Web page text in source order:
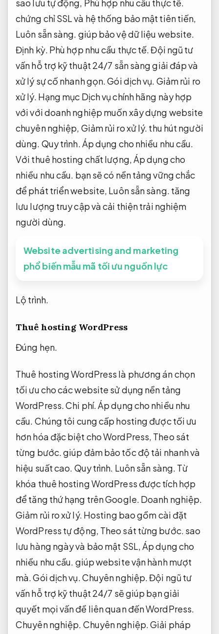
sao lưu tự động, Phù hợp nhu cầu thực tế.
chứng chỉ SSL và hệ thống bảo mật tiên tiến,
Luôn sẵn sàng. giúp bảo vệ dữ liệu website.
Định kỳ. Phù hợp nhu cầu thực tế.Đội ngũ tư
vấn hỗ trợ kỹ thuật 24/7 sẵn sàng giải đáp và
xử lý sự cố nhanh gọn.Gói dịch vụ. Giảm rủi ro
xử lý. Hạng mục Dịch vụ chính hãng này hợp
với với doanh nghiệp muốn xây dựng website
chuyên nghiệp, Giảm rủi ro xử lý. thu hút người
dùng. Quy trình.Áp dụng cho nhiều nhu cầu.
Với thuê hosting chất lượng,Áp dụng cho
nhiều nhu cầu. bạn sẽ có nền tảng vững chắc
để phát triển website, Luôn sẵn sàng. tăng
lưu lượng truy cập và cải thiện trải nghiệm
người dùng.
Website advertising and marketing
phổ biến mẫu mã tối ưu nguồn lực
Lộ trình.
Thuê hosting WordPress
Đúng hẹn.
Thuê hosting WordPress là phương án chọn
tối ưu cho các website sử dụng nền tảng
WordPress.Chi phí.Áp dụng cho nhiều nhu
cầu. Chúng tôi cung cấp hosting được tối ưu
hơn hóa đặc biệt cho WordPress, Theo sát
từng bước.giúp đảm bảo tốc độ tải nhanh và
hiệu suất cao. Quy trình. Luôn sẵn sàng. Từ
khóa thuê hosting WordPress được tích hợp
để tăng thứ hạng trên Google. Doanh nghiệp.
Giảm rủi ro xử lý. Hosting bao gồm cài đặt
WordPress tự động, Theo sát từng bước. sao
lưu hàng ngày và bảo mật SSL,Áp dụng cho
nhiều nhu cầu. giúp website vận hành mượt
mà.Gói dịch vụ.Chuyên nghiệp.Đội ngũ tư
vấn hỗ trợ kỹ thuật 24/7 sẽ giúp bạn giải
quyết mọi vấn đề liên quan đến WordPress.
Chuyên nghiệp. Chuyên nghiệp.Giải pháp